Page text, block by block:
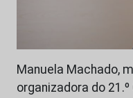
Manuela Machado,
organizadora do